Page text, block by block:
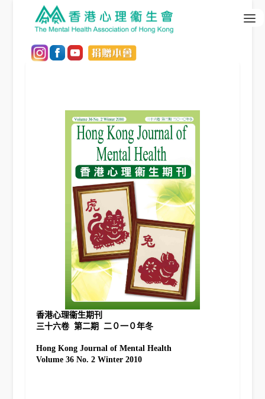
香港心理衞生期刊
Hong Kong Journal of Mental Health
Volume 36 No. 2 Winter 2010